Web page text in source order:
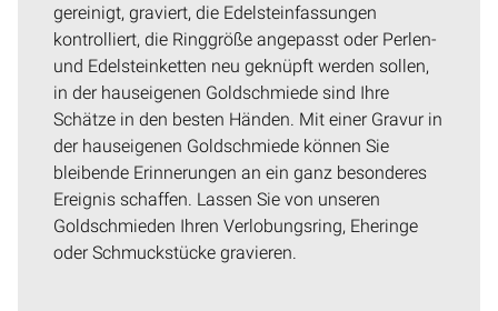
gereinigt, graviert, die Edelsteinfassungen
kontrolliert, die Ringgröße angepasst oder Perlen-
und Edelsteinketten neu geknüpft werden sollen,
in der hauseigenen Goldschmiede sind Ihre
Schätze in den besten Händen. Mit einer Gravur in
der hauseigenen Goldschmiede können Sie
bleibende Erinnerungen an ein ganz besonderes
Ereignis schaffen. Lassen Sie von unseren
Goldschmieden Ihren Verlobungsring, Eheringe
oder Schmuckstücke gravieren.